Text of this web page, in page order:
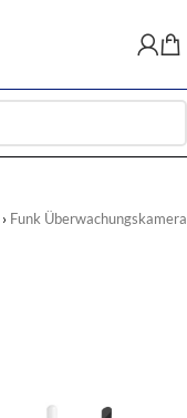
Funk Überwachungskamera